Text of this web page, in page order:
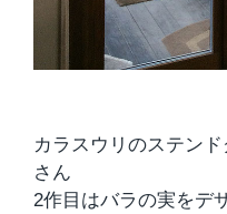
カラスウリのステン
さん
2作目はバラの実をデ